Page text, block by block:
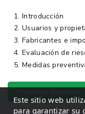
Introducción
Usuarios y
Fabricantes e
Evaluación de
Medidas
Este sitio web
para garantizar